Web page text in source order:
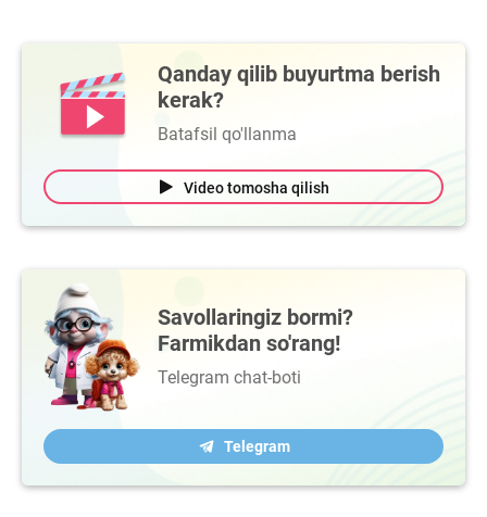
Qanday qilib buyurtma berish
kerak?
Batafsil qo'llanma
Video tomosha qilish
Savollaringiz bormi?
Farmikdan so'rang!
Telegram chat-boti
Telegram